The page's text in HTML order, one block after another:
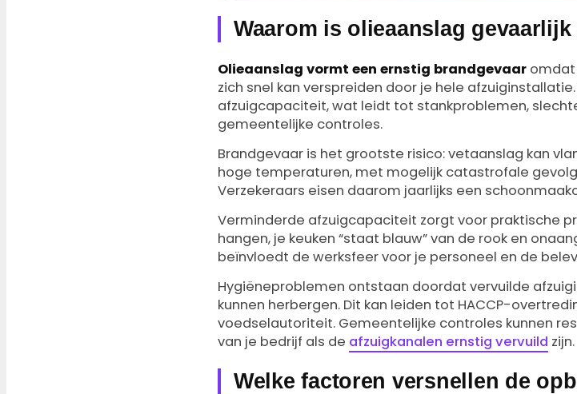
Waarom is olieaanslag
Olieaanslag vormt een ernstig brandgevaar
zich snel kan verspreiden door je hele
afzuigcapaciteit, wat leidt tot stankproblemen,
gemeentelijke controles.
Brandgevaar is het grootste risico: vetaanslag kan
hoge temperaturen, met mogelijk catastrofale
Verzekeraars eisen daarom jaarlijks een
Verminderde afzuigcapaciteit zorgt voor praktische
hangen, je keuken “staat blauw” van de rook en
beïnvloedt de werksfeer voor je personeel en de
Hygiëneproblemen ontstaan doordat vervuilde
kunnen herbergen. Dit kan leiden tot HACCP-
voedselautoriteit. Gemeentelijke controles kunnen
van je bedrijf als de afzuigkanalen ernstig vervuild zijn.
Welke factoren versnellen de